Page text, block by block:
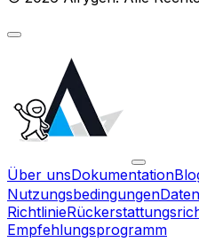
Über unsDokumentation
Nutzungsbedingungen
Richtlinie
Empfehlungsprogramm